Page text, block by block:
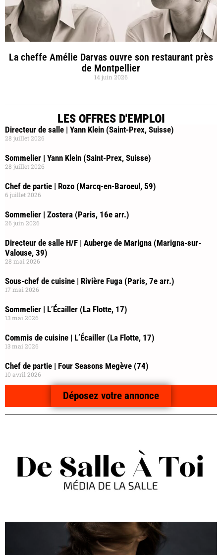
La cheffe Amélie Darvas ouvre son restaurant près
de Montpellier
14 juin 2026
LES OFFRES D'EMPLOI
Directeur de salle | Yann Klein (Saint-Prex, Suisse)
28 juillet 2026
Sommelier | Yann Klein (Saint-Prex, Suisse)
28 juillet 2026
Chef de partie | Rozo (Marcq-en-Baroeul, 59)
6 juillet 2026
Sommelier | Zostera (Paris, 16e arr.)
26 juin 2026
Directeur de salle H/F | Auberge de Marigna (Marigna-sur-
Valouse, 39)
28 mai 2026
Sous-chef de cuisine | Rivière Fuga (Paris, 7e arr.)
17 mai 2026
Sommelier | L’Écailler (La Flotte, 17)
13 mai 2026
Commis de cuisine | L’Écailler (La Flotte, 17)
13 mai 2026
Chef de partie | Four Seasons Megève (74)
10 avril 2026
Déposez votre annonce